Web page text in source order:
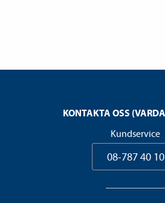
KONTAKTA OSS
Kundservice
08-787 40 10